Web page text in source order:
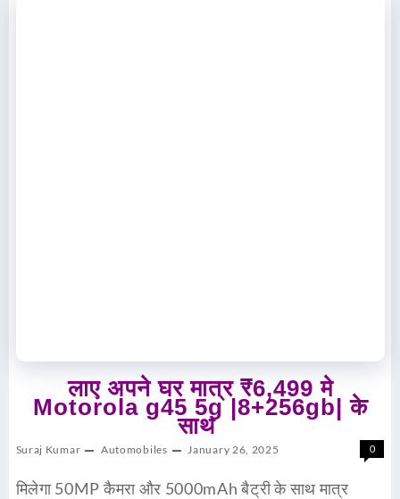
लाए अपने घर मात्र ₹6,499 मे
Motorola g45 5g |8+256gb| के
साथ
Suraj Kumar Automobiles January 26, 2025 0
मिलेगा 50MP कैमरा और 5000mAh बैट्री के साथ मात्र